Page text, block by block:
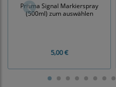
Prisma Signal Markierspray
(500ml) zum auswählen
5,00 €